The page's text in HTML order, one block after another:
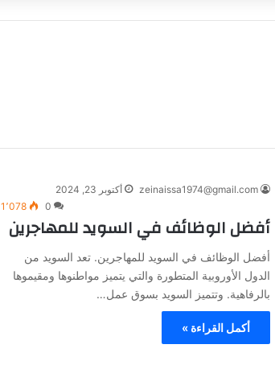
zeinaissa1974@gmail.com
أكتوبر 23, 2024
0
1٬078
أفضل الوظائف في السويد للمهاجرين
أفضل الوظائف في السويد للمهاجرين. تعد السويد من
الدول الأوروبية المتطورة والتي يتميز مواطنوها ومقيموها
بالرفاهية. وتتميز السويد بسوق عمل…
أكمل القراءة »